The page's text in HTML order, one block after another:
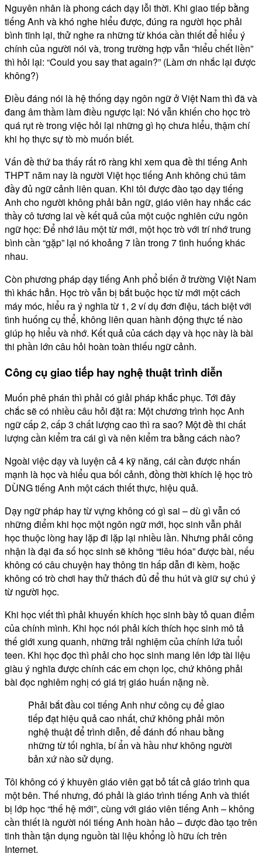
Nguyên nhân là phong cách dạy lỗi thời. Khi giao tiếp bằng
tiếng Anh và khó nghe hiểu được, đúng ra người học phải
bình tĩnh lại, thử nghe ra những từ khóa cần thiết để hiểu ý
chính của người nói và, trong trường hợp vẫn “hiểu chết liền”
thì hỏi lại: “Could you say that again?” (Làm ơn nhắc lại được
không?)
Điều đáng nói là hệ thống dạy ngôn ngữ ở Việt Nam thì đã và
đang âm thầm làm điều ngược lại: Nó vẫn khiến cho học trò
quá rụt rè trong việc hỏi lại những gì họ chưa hiểu, thậm chí
khi họ thực sự tò mò muốn biết.
Vấn đề thứ ba thấy rất rõ ràng khi xem qua đề thi tiếng Anh
THPT năm nay là người Việt học tiếng Anh không chú tâm
đầy đủ ngữ cảnh liên quan. Khi tôi được đào tạo dạy tiếng
Anh cho người không phải bản ngữ, giáo viên hay nhắc các
thầy cô tương lai về kết quả của một cuộc nghiên cứu ngôn
ngữ học: Để nhớ lâu một từ mới, một học trò với trí nhớ trung
bình cần “gặp” lại nó khoảng 7 lần trong 7 tình huống khác
nhau.
Còn phương pháp dạy tiếng Anh phổ biến ở trường Việt Nam
thì khác hẳn. Học trò vẫn bị bắt buộc học từ mới một cách
máy móc, hiểu ra ý nghĩa từ 1, 2 ví dụ đơn điệu, tách biệt với
tình huống cụ thể, không liên quan hành động thực tế nào
giúp họ hiểu và nhớ. Kết quả của cách dạy và học này là bài
thi phần lớn câu hỏi hoàn toàn thiếu ngữ cảnh.
Công cụ giao tiếp hay nghệ thuật trình diễn
Muốn phê phán thì phải có giải pháp khắc phục. Tới đây
chắc sẽ có nhiều câu hỏi đặt ra: Một chương trình học Anh
ngữ cấp 2, cấp 3 chất lượng cao thì ra sao? Một đề thi chất
lượng cần kiểm tra cái gì và nên kiểm tra bằng cách nào?
Ngoài việc dạy và luyện cả 4 kỹ năng, cái cần được nhấn
mạnh là học và hiểu qua bối cảnh, đồng thời khích lệ học trò
DÙNG tiếng Anh một cách thiết thực, hiệu quả.
Dạy ngữ pháp hay từ vựng không có gì sai – dù gì vẫn có
những điểm khi học một ngôn ngữ mới, học sinh vẫn phải
học thuộc lòng hay lặp đi lặp lại nhiều lần. Nhưng phải công
nhận là đại đa số học sinh sẽ không “tiêu hóa” được bài, nếu
không có câu chuyện hay thông tin hấp dẫn đi kèm, hoặc
không có trò chơi hay thử thách đủ để thu hút và giữ sự chú ý
từ người học.
Khi học viết thì phải khuyến khích học sinh bày tỏ quan điểm
của chính mình. Khi học nói phải kích thích học sinh mô tả
thế giới xung quanh, những trải nghiệm của chính lứa tuổi
teen. Khi học đọc thì phải cho học sinh mang lên lớp tài liệu
giàu ý nghĩa được chính các em chọn lọc, chứ không phải
bài đọc nghiêm nghị có giá trị giáo huấn nặng nề.
Phải bắt đầu coi tiếng Anh như công cụ để giao
tiếp đạt hiệu quả cao nhất, chứ không phải môn
nghệ thuật để trình diễn, để đánh đố nhau bằng
những từ tối nghĩa, bí ẩn và hầu như không người
bản xứ nào sử dụng.
Tôi không có ý khuyên giáo viên gạt bỏ tất cả giáo trình qua
một bên. Thế nhưng, đó phải là giáo trình tiếng Anh và thiết
bị lớp học “thế hệ mới”, cùng với giáo viên tiếng Anh – không
cần thiết là người nói tiếng Anh hoàn hảo – được đào tạo trên
tinh thần tận dụng nguồn tài liệu khổng lồ hữu ích trên
Internet.